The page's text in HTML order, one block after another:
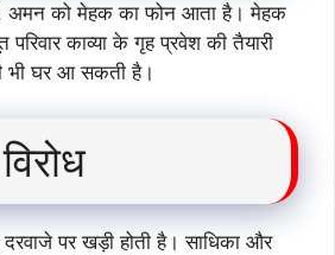
अमन को मेहक का फोन आता है। मेहक
काव्या के गृह प्रवेश की तैयारी
भी घर आ सकती है।
पर खड़ी होती है। साधिका और